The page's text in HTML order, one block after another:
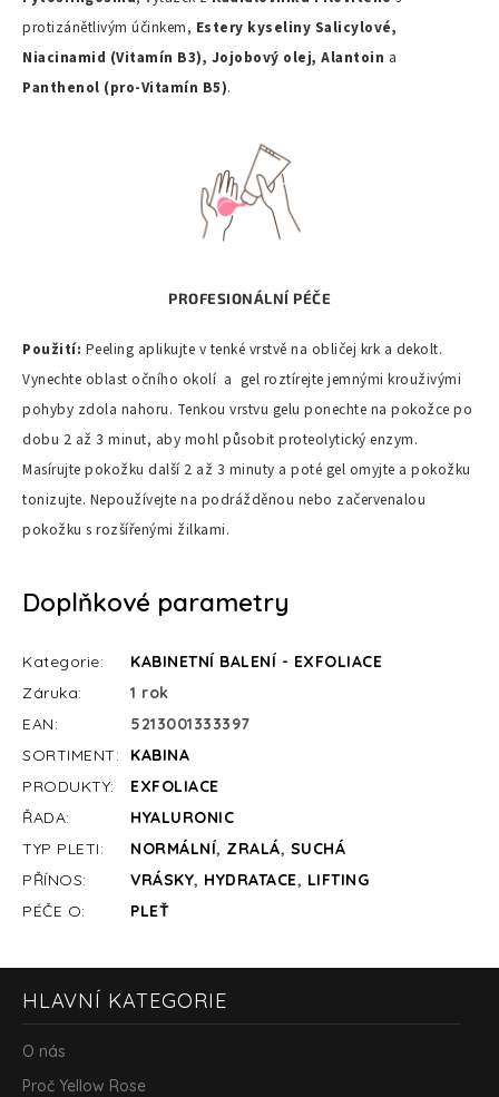
protizánětlivým účinkem, Estery kyseliny Salicylové,
Niacinamid (Vitamín B3), Jojobový olej, Alantoin a
Panthenol (pro-Vitamín B5).
PROFESIONÁLNÍ PÉČE
Použití: Peeling aplikujte v tenké vrstvě na obličej krk a dekolt.
Vynechte oblast očního okolí a gel roztírejte jemnými krouživými
pohyby zdola nahoru. Tenkou vrstvu gelu ponechte na pokožce po
dobu 2 až 3 minut, aby mohl působit proteolytický enzym.
Masírujte pokožku další 2 až 3 minuty a poté gel omyjte a pokožku
tonizujte. Nepoužívejte na podrážděnou nebo začervenalou
pokožku s rozšířenými žilkami.
Doplňkové parametry
Kategorie:
KABINETNÍ BALENÍ - EXFOLIACE
Záruka:
1 rok
EAN:
5213001333397
SORTIMENT:
KABINA
PRODUKTY:
EXFOLIACE
ŘADA:
HYALURONIC
TYP PLETI: NORMÁLNÍ, ZRALÁ, SUCHÁ
PŘÍNOS: VRÁSKY, HYDRATACE, LIFTING
PÉČE O: PLEŤ
HLAVNÍ KATEGORIE
O nás
Proč Yellow Rose